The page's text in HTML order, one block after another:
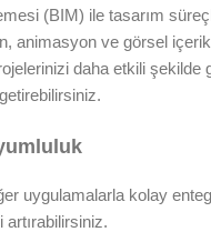
(BIM) ile tasarım
animasyon ve görsel
daha etkili
uygulamalarla kolay
artırabilirsiniz.